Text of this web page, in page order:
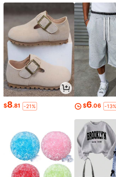
$8.81 -21% $6.06 -13%